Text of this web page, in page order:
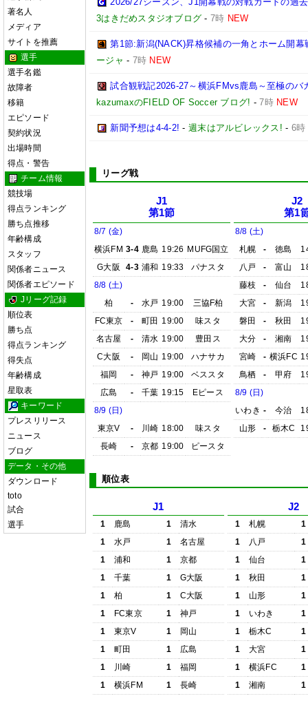
著名人
メディア
サイトを推薦
選手
選手名鑑
故障者
移籍
エピソード
契約状況
出場時間
得点・警告
チーム情報
競技場
得点ランキング
勝ち点推移
年齢構成
スタッフ
関係者ニュース
関係者エピソード
Jリーグ記録
順位表
勝ち点
得点ランキング
得失点
年齢構成
星取表
キーワード
プレスリリース
ニュース
ブログ
データ・その他
ダウンロード
toto
試合
選手
3はきだめスタジオブログ -7時 NEW
第1節:新潟(NACK)昇格候補の一角とホーム開幕
ージャ - 7時 NEW
試合観戦記2026-27～横浜FMvs鹿島～至極の
kazumaxのFIELD OF Soccer ブログ! -7時 NEW
新聞予想は4-4-2! -週末はアルビレックス! - 6時
リーグ戦
J1
第1節
8/7 (金)
横浜FM 3-4 鹿島 19:26 MUFG国立
G大阪
4-3 浦和 19:33
パナスタ
8/8 (土)
柏
- 水戸 19:00
三協F柏
FC東京
- 町田 19:00
味スタ
名古屋
- 清水 19:00
豊田ス
C大阪
- 岡山 19:00
ハナサカ
福岡
- 神戸 19:00
ベススタ
広島
- 千葉 19:15
Eピース
8/9 (日)
東京V
- 川崎 18:00
味スタ
長崎
- 京都 19:00 ピースタ
J2
第1
8/8 (土)
札幌
- 徳島
八戸
- 富山
藤枝
- 仙台
大宮
- 新潟
磐田
- 秋田
大分
- 湘南
宮崎
- 横浜FC
鳥栖
- 甲府
8/9 (日)
いわき - 今治
山形
- 栃木C
順位表
J1
1 鹿島 1
清水
1
水戸 1
名古屋
1
浦和 1
京都
1
千葉 1
G大阪
1
柏 1
C大阪
1
FC東京 1
神戸
1
東京V 1
岡山
1
町田 1
広島
1
川崎 1
福岡
1
横浜FM 1 長崎
J2
1 札幌
1
1
八戸
1
1
仙台
1
1
秋田
1
1
山形
1
1
いわき
1
1
栃木C
1
1
大宮
1
1
横浜FC
1
1
湘南 1